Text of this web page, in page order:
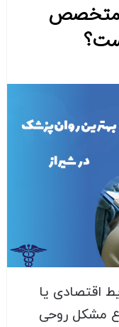
متخصص
اقتصادی یا
مشکل روحی